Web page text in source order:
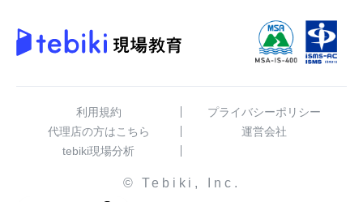
利用規約
プライバシーポリシー
代理店の方はこちら
運営会社
tebiki現場分析
© Tebiki, Inc.